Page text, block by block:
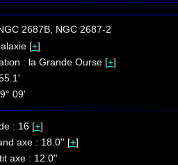
2687B, NGC 2687-2
[+]
: la Grande Ourse [+]
09'
: 16 [+]
axe : 18.0'' [+]
axe : 12.0''